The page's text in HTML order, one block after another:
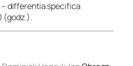
– differentia specifica
(godz.).